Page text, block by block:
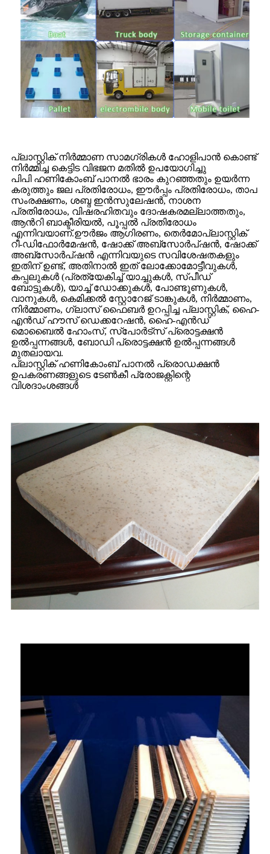
പ്ലാസ്റ്റിക് നിർമ്മാണ സാമഗ്രികൾ ഹോളിപാൻ കൊണ്ട്
നിർമ്മിച്ച കെട്ടിട വിഭജന മതിൽ ഉപയോഗിച്ചു
പിപി ഹണികോംബ് പാനൽ ഭാരം കുറഞ്ഞതും ഉയർന്ന
കരുത്തും ജല പ്രതിരോധം, ഈർപ്പം പ്രതിരോധം, താപ
സംരക്ഷണം, ശബ്ദ ഇൻസുലേഷൻ, നാശന
പ്രതിരോധം, വിഷരഹിതവും ദോഷകരമല്ലാത്തതും,
ആൻറി ബാക്ടീരിയൽ, പൂപ്പൽ പ്രതിരോധം
എന്നിവയാണ്.ഊർജം ആഗിരണം, തെർമോപ്ലാസ്റ്റിക്
റീ-ഡിഫോർമേഷൻ, ഷോക്ക് അബ്സോർപ്ഷൻ, ഷോക്ക്
അബ്സോർപ്ഷൻ എന്നിവയുടെ സവിശേഷതകളും
ഇതിന് ഉണ്ട്, അതിനാൽ ഇത് ലോക്കോമോട്ടീവുകൾ,
കപ്പലുകൾ (പ്രത്യേകിച്ച് യാച്ചുകൾ, സ്പീഡ്
ബോട്ടുകൾ), യാച്ച് ഡോക്കുകൾ, പോണ്ടൂണുകൾ,
വാനുകൾ, കെമിക്കൽ സ്റ്റോറേജ് ടാങ്കുകൾ, നിർമ്മാണം,
നിർമ്മാണം, ഗ്ലാസ് ഫൈബർ ഉറപ്പിച്ച പ്ലാസ്റ്റിക്, ഹൈ-
എൻഡ് ഹൗസ് ഡെക്കറേഷൻ, ഹൈ-എൻഡ്
മൊബൈൽ ഹോംസ്, സ്പോർട്സ് പ്രൊട്ടക്ഷൻ
ഉൽപ്പന്നങ്ങൾ, ബോഡി പ്രൊട്ടക്ഷൻ ഉൽപ്പന്നങ്ങൾ
മുതലായവ.
പ്ലാസ്റ്റിക് ഹണികോംബ് പാനൽ പ്രൊഡക്ഷൻ
ഉപകരണങ്ങളുടെ ടേൺകീ പ്രോജക്റ്റിന്റെ
വിശദാംശങ്ങൾ